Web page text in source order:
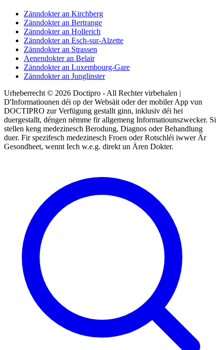
Zänndokter an Kirchberg
Zänndokter an Bertrange
Zänndokter an Hollerich
Zänndokter an Esch-sur-Alzette
Zänndokter an Strassen
Aenendokter an Belair
Zänndokter an Luxembourg-Gare
Zänndokter an Junglinster
Urheberrecht © 2026 Doctipro - All Rechter virbehalen |
D'Informatiounen déi op der Websäit oder der mobiler App vun
DOCTIPRO zur Verfügung gestallt ginn, inklusiv déi hei
duergestallt, déngen nëmme fir allgemeng Informatiounszwecker. Si
stellen keng medezinesch Berodung, Diagnos oder Behandlung
duer. Fir spezifesch medezinesch Froen oder Rotschléi iwwer Är
Gesondheet, wennt Iech w.e.g. direkt un Ären Dokter.